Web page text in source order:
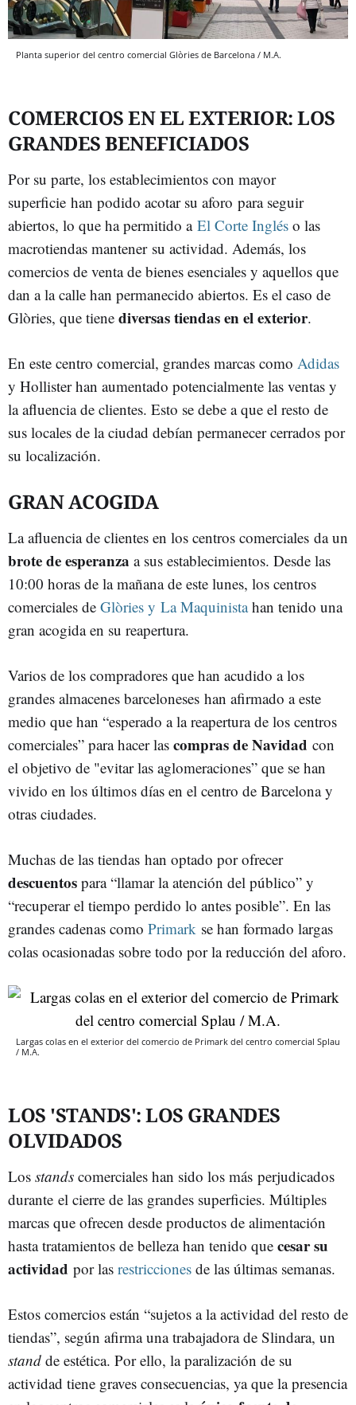
Planta superior del centro comercial Glòries de Barcelona / M.A.
COMERCIOS EN EL EXTERIOR: LOS
GRANDES BENEFICIADOS
Por su parte, los establecimientos con mayor
superficie han podido acotar su aforo para seguir
abiertos, lo que ha permitido a El Corte Inglés o las
macrotiendas mantener su actividad. Además, los
comercios de venta de bienes esenciales y aquellos que
dan a la calle han permanecido abiertos. Es el caso de
Glòries, que tiene diversas tiendas en el exterior.
En este centro comercial, grandes marcas como Adidas
y Hollister han aumentado potencialmente las ventas y
la afluencia de clientes. Esto se debe a que el resto de
sus locales de la ciudad debían permanecer cerrados por
su localización.
GRAN ACOGIDA
La afluencia de clientes en los centros comerciales da un
brote de esperanza a sus establecimientos. Desde las
10:00 horas de la mañana de este lunes, los centros
comerciales de Glòries y La Maquinistahan tenido una
gran acogida en su reapertura.
Varios de los compradores que han acudido a los
grandes almacenes barceloneses han afirmado a este
medio que han “esperado a la reapertura de los centros
comerciales” para hacer las compras de Navidad con
el objetivo de "evitar las aglomeraciones” que se han
vivido en los últimos días en el centro de Barcelona y
otras ciudades.
Muchas de las tiendas han optado por ofrecer
descuentos para “llamar la atención del público” y
“recuperar el tiempo perdido lo antes posible”. En las
grandes cadenas como Primark se han formado largas
colas ocasionadas sobre todo por la reducción del aforo.
Largas colas en el exterior del comercio de Primark del centro comercial Splau
/ M.A.
LOS 'STANDS': LOS GRANDES
OLVIDADOS
Los stands comerciales han sido los más perjudicados
durante el cierre de las grandes superficies. Múltiples
marcas que ofrecen desde productos de alimentación
hasta tratamientos de belleza han tenido que cesar su
actividad por las restricciones de las últimas semanas.
Estos comercios están “sujetos a la actividad del resto de
tiendas”, según afirma una trabajadora de Slindara, un
stand de estética. Por ello, la paralización de su
actividad tiene graves consecuencias, ya que la presencia